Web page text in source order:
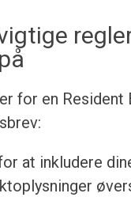
for en Resident
at inkludere